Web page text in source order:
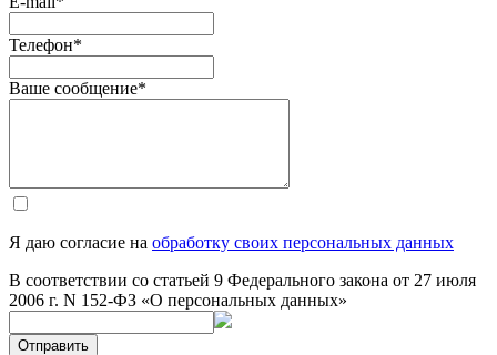
Телефон*
Ваше сообщение*
Я даю согласие на обработку своих персональных данных
В соответствии со статьей 9 Федерального закона от 27 июля
2006 г. N 152-ФЗ «О персональных данных»
Отправить